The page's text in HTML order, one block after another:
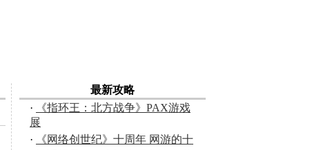
最新攻略
·
《指环王：北方战争》PAX游戏
展
·
《网络创世纪》十周年 网游的十